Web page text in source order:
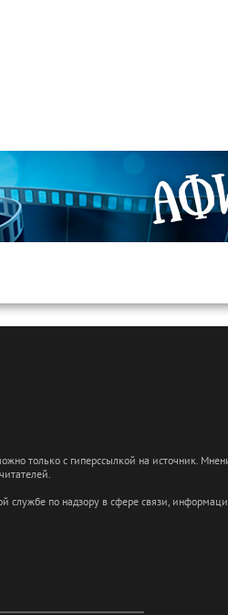
только с гиперссылкой на источник.
службе по надзору в сфере связи,